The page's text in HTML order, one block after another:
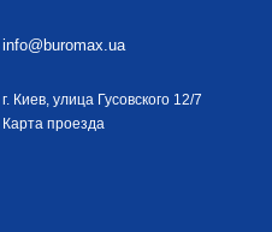
info@buromax.ua
г. Киев, улица Гусовского 12/7
Карта проезда